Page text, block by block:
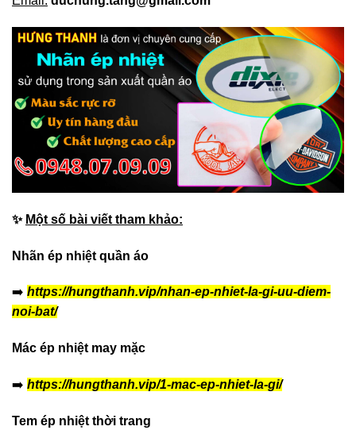
✨ Một số bài viết tham khảo:
Nhãn ép nhiệt quần áo
➡️ https://hungthanh.vip/nhan-ep-nhiet-la-gi-uu-diem-
noi-bat/
Mác ép nhiệt may mặc
➡️ https://hungthanh.vip/1-mac-ep-nhiet-la-gi/
Tem ép nhiệt thời trang